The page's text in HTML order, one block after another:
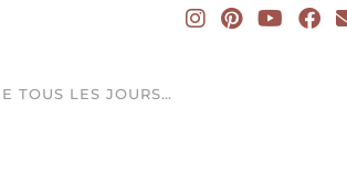
TOUS LES JOURS…